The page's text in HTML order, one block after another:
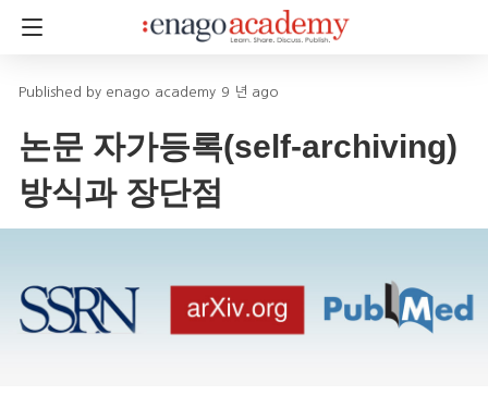
enago academy 9 년 ago
논문 자가등록(self-archiving)
방식과 장단점